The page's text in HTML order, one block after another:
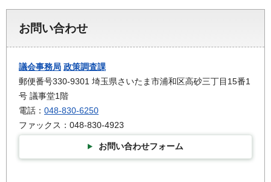
お問い合わせ
議会事務局 政策調査課
郵便番号330-9301 埼玉県さいたま市浦和区高砂三丁目15番1
号 議事堂1階
電話： 048-830-6250
ファックス：048-830-4923
お問い合わせフォーム